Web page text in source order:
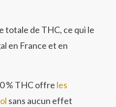
totale de THC, ce qui le
en France et en
% THC offre les
sans aucun effet